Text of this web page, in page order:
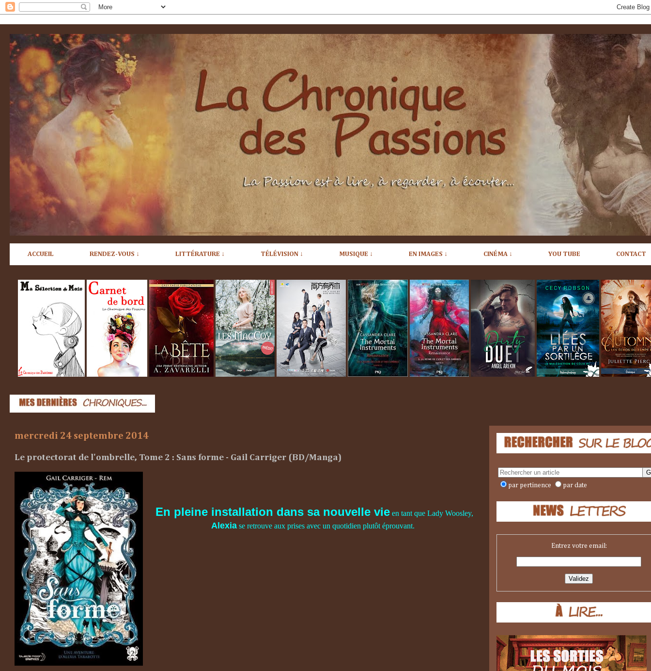
ACCUEIL RENDEZ-VOUS ↓ LITTÉRATURE ↓ TÉLÉVISION ↓ MUSIQUE ↓ EN IMAGES ↓ CINÉMA ↓ YOU TUBE CONTACT
mercredi 24 septembre 2014
Le protectorat de l'ombrelle, Tome 2 : Sans forme - Gail Carriger (BD/Manga)
En pleine installation dans sa nouvelle vie en tant que Lady Woosley,
Alexiase retrouve aux prises avec un quotidien plutôt éprouvant.
par pertinence par date
Entrez votre email: